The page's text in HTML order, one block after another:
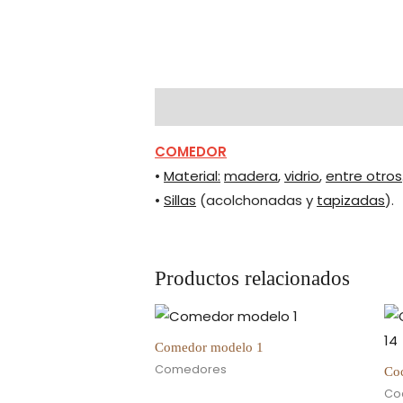
COMEDOR
•Material: madera,vidrio,entre otros.
•Sillas (acolchonadas y tapizadas).
Productos relacionados
Comedor modelo 1
Comedores